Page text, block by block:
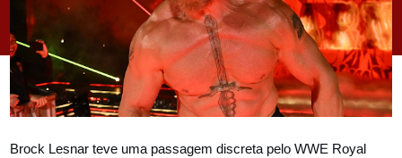
Brock Lesnar teve uma passagem discreta pelo WWE Royal